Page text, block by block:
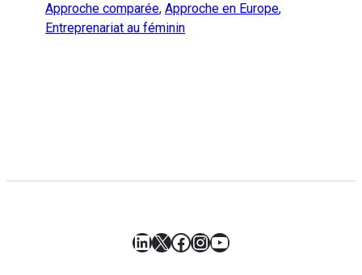
Approche comparée, Approche en Europe,
Entreprenariat au féminin
LinkedIn
X Facebook
Instagram
YouTube